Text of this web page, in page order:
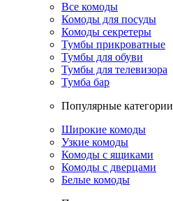
Все комоды
Комоды для посуды
Комоды секретеры
Тумбы прикроватные
Тумбы для обуви
Тумбы для телевизора
Тумба бар
Популярные категории
Широкие комоды
Узкие комоды
Комоды с ящиками
Комоды с дверцами
Белые комоды